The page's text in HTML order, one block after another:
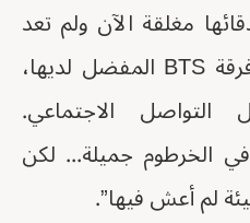
مغلقة الآن ولم تعد
قادرة على متابعة عضو فرقة BTS المفضل لديها،
الاجتماعي.
الخرطوم جميلة... لكن
لم أعش فيها”.